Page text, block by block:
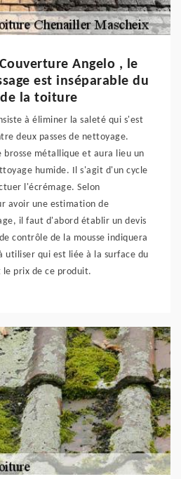
Angelo , le
est inséparable du
la toiture
à éliminer la saleté qui s'est
deux passes de nettoyage.
brosse métallique et aura lieu un
humide. Il s'agit d'un cycle
l'écrémage. Selon
avoir une estimation de
il faut d'abord établir un devis
contrôle de la mousse indiquera
utiliser qui est liée à la surface du
prix de ce produit.